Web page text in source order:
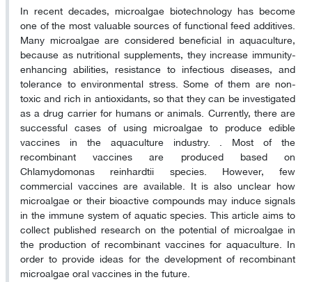
In recent decades, microalgae biotechnology has become
one of the most valuable sources of functional feed additives.
Many microalgae are considered beneficial in aquaculture,
because as nutritional supplements, they increase immunity-
enhancing abilities, resistance to infectious diseases, and
tolerance to environmental stress. Some of them are non-
toxic and rich in antioxidants, so that they can be investigated
as a drug carrier for humans or animals. Currently, there are
successful cases of using microalgae to produce edible
vaccines in the aquaculture industry. . Most of the
recombinant vaccines are produced based on
Chlamydomonas reinhardtii species. However, few
commercial vaccines are available. It is also unclear how
microalgae or their bioactive compounds may induce signals
in the immune system of aquatic species. This article aims to
collect published research on the potential of microalgae in
the production of recombinant vaccines for aquaculture. In
order to provide ideas for the development of recombinant
microalgae oral vaccines in the future.